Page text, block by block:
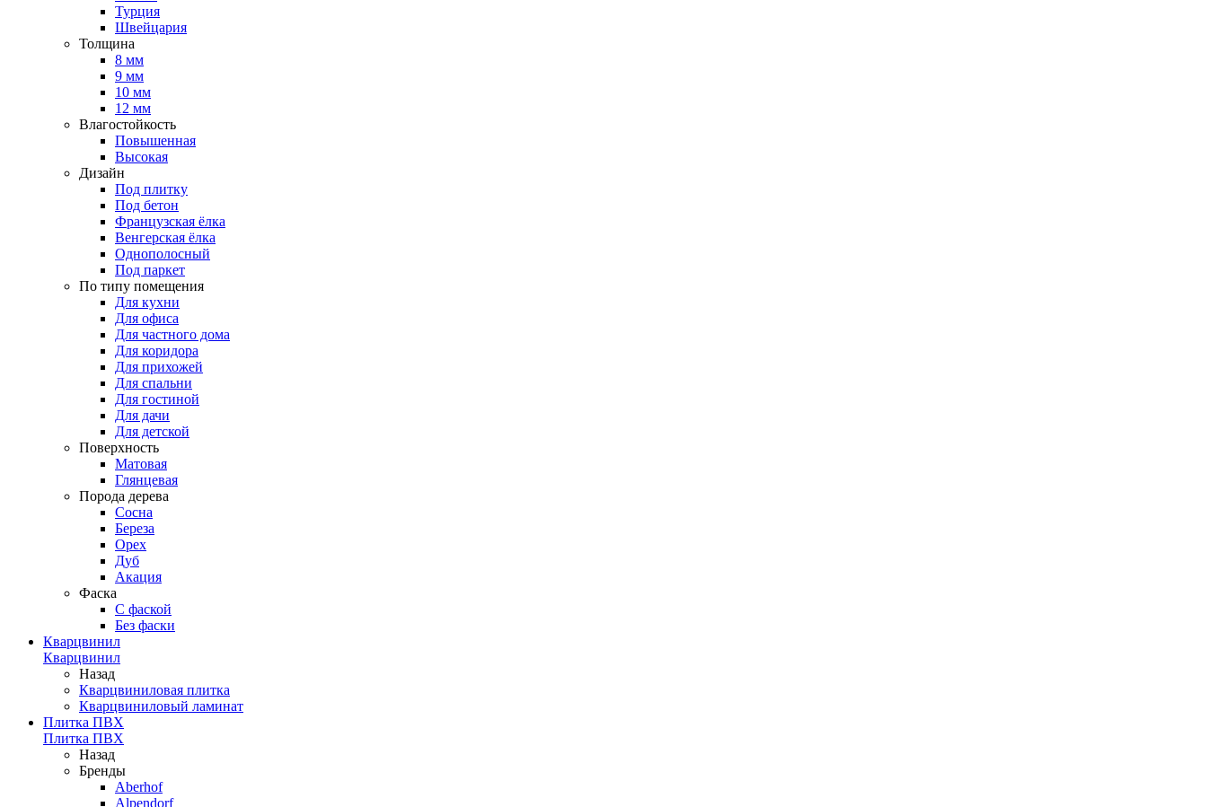
Турция
Швейцария
Толщина
8 мм
9 мм
10 мм
12 мм
Влагостойкость
Повышенная
Высокая
Дизайн
Под плитку
Под бетон
Французская ёлка
Венгерская ёлка
Однополосный
Под паркет
По типу помещения
Для кухни
Для офиса
Для частного дома
Для коридора
Для прихожей
Для спальни
Для гостиной
Для дачи
Для детской
Поверхность
Матовая
Глянцевая
Порода дерева
Сосна
Береза
Орех
Дуб
Акация
Фаска
С фаской
Без фаски
Кварцвинил
Кварцвинил
Назад
Кварцвиниловая плитка
Кварцвиниловый ламинат
Плитка ПВХ
Плитка ПВХ
Назад
Бренды
Aberhof
Alpendorf